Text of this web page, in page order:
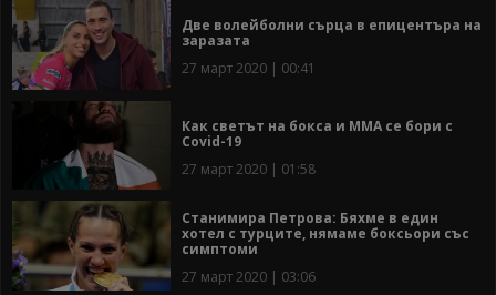
Две волейболни сърца в епицентъра на
заразата
27 март 2020 | 00:41
Как светът на бокса и ММА се бори с
Covid-19
27 март 2020 | 01:58
Станимира Петрова: Бяхме в един
хотел с турците, нямаме боксьори със
симптоми
27 март 2020 | 03:06